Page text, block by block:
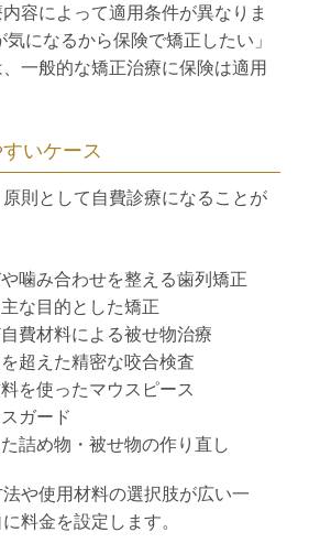
容によって適用条件が異なりま
になるから保険で矯正したい」
一般的な矯正治療に保険は適用
いケース
則として自費診療になることが
噛み合わせを整える歯列矯正
な目的とした矯正
費材料による被せ物治療
超えた精密な咬合検査
を使ったマウスピース
ガード
詰め物・被せ物の作り直し
や使用材料の選択肢が広い一
料金を設定します。